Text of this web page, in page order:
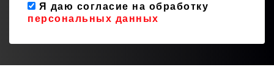
Я даю согласие на обработку
персональных данных